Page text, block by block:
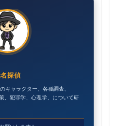
探偵
キャラクター、各種調査、
、犯罪学、心理学、について研